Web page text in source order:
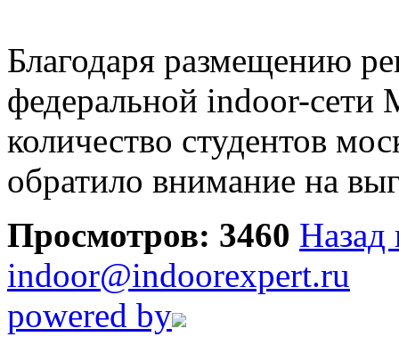
Благодаря размещению
федеральной indoor-
количество студентов
обратило внимание на
Просмотров: 3460 Назад
indoor@indoorexpert.ru
powered by